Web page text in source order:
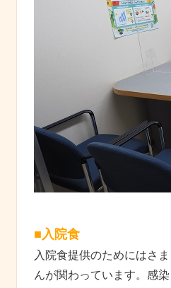
■入院食
入院食提供のためにはさ
んが関わっています。感